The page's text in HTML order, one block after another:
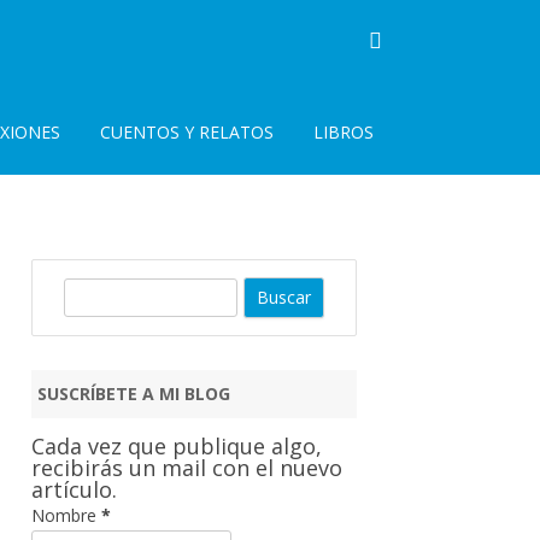
CUENTOS Y RELATOS LIBROS
a
r
SUSCRÍBETE A MI BLOG
Cada vez que publique algo,
recibirás un mail con el nuevo
artículo.
Nombre *